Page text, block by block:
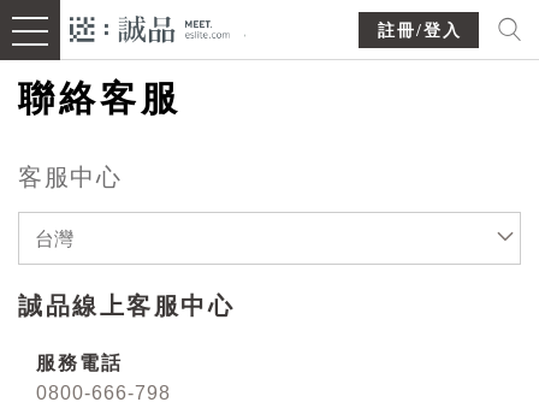
註冊/登入
聯絡客服
客服中心
台灣
誠品線上客服中心
服務電話
0800-666-798